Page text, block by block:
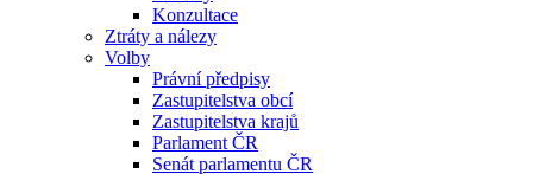
Konzultace
Ztráty a nálezy
Volby
Právní předpisy
Zastupitelstva obcí
Zastupitelstva krajů
Parlament ČR
Senát parlamentu ČR